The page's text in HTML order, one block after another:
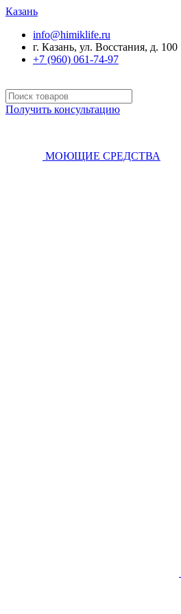
Казань
info@himiklife.ru
г. Казань, ул. Восстания, д. 100
+7 (960) 061-74-97
Получить консультацию
МОЮЩИЕ СРЕДСТВА